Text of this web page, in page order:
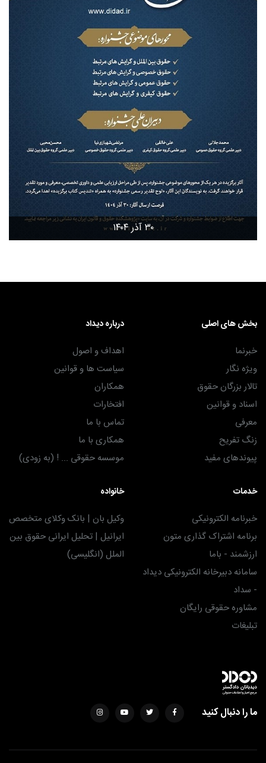
۳۰ آذر ۱۴۰۴
بخش های اصلی
خبرنما
ویژه نگار
تالار بزرگان حقوق
اسناد و قوانین
معرفی
زنگ تفریح
پیوندهای مفید
درباره دیداد
اهداف و اصول
سیاست ها و قوانین
همکاران
افتخارات
تماس با ما
همکاری با ما
موسسه حقوقی ... ! (به زودی)
خدمات
خبرنامه الکترونیکی
برنامه اشتراک گذاری متون
ارزشمند - باما
سامانه دبیرخانه الکترونیکی دیداد
- سداد
مشاوره حقوقی رایگان
تبلیغات
خانواده
وکیل بان | بانک وکلای متخصص
ایرانیل | تحلیل ایرانی حقوق بین
الملل (انگلیسی)
ما را دنبال کنید